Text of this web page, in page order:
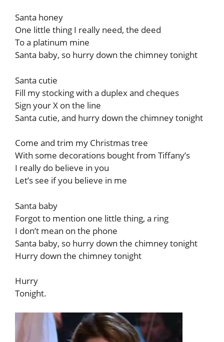
Santa honey
One little thing I really need, the deed
To a platinum mine
Santa baby, so hurry down the chimney tonight
Santa cutie
Fill my stocking with a duplex and cheques
Sign your X on the line
Santa cutie, and hurry down the chimney tonight
Come and trim my Christmas tree
With some decorations bought from Tiffany’s
I really do believe in you
Let’s see if you believe in me
Santa baby
Forgot to mention one little thing, a ring
I don’t mean on the phone
Santa baby, so hurry down the chimney tonight
Hurry down the chimney tonight
Hurry
Tonight.